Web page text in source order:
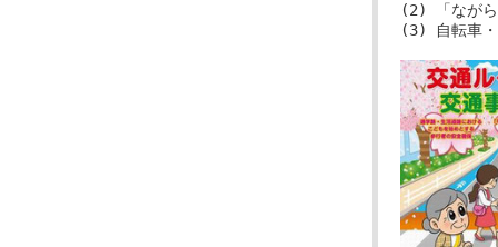
(2) 「ながら
(3) 自転車・